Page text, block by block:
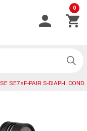
0
SE SE7sF-PAIR S-DIAPH. COND.